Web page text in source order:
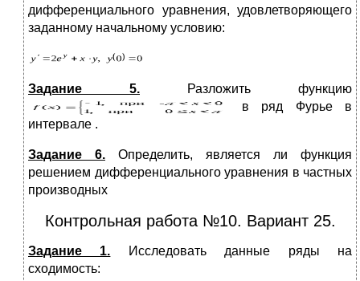
дифференциального уравнения, удовлетворяющего
заданному начальному условию:
Задание 5. Разложить функцию
в ряд Фурье в
интервале .
Задание 6. Определить, является ли функция
решением дифференциального уравнения в частных
производных
Контрольная работа №10. Вариант 25.
Задание 1. Исследовать данные ряды на
сходимость: